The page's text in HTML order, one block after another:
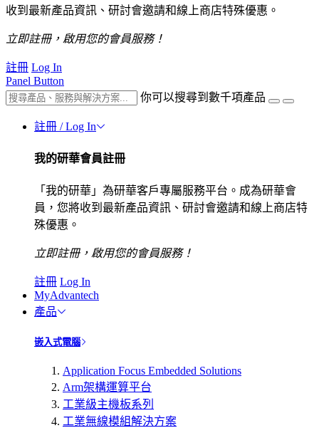
收到最新產品資訊、研討會邀請和線上商店特殊優惠。
立即註冊，啟用您的會員服務！
註冊 Log In
Panel Button
你可以搜尋到數千項產品
註冊 / Log In
我的研華會員註冊
「我的研華」為研華客戶專屬服務平台。成為研華會
員，您將收到最新產品資訊、研討會邀請和線上商店特
殊優惠。
立即註冊，啟用您的會員服務！
註冊 Log In
MyAdvantech
產品
嵌入式電腦
Application Focus Embedded Solutions
Arm架構運算平台
工業級主機板系列
工業無線模組解決方案